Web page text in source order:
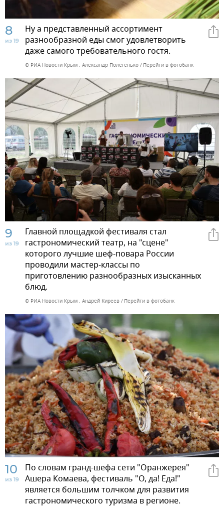
8
из 19
Ну а представленный ассортимент
разнообразной еды смог удовлетворить
даже самого требовательного гостя.
© РИА Новости Крым . Александр Полегенько Перейти в фотобанк
9
из 19
Главной площадкой фестиваля стал
гастрономический театр, на "сцене"
которого лучшие шеф-повара России
проводили мастер-классы по
приготовлению разнообразных изысканных
блюд.
© РИА Новости Крым . Андрей Киреев Перейти в фотобанк
10
из 19
По словам гранд-шефа сети "Оранжерея"
Ашера Комаева, фестиваль "О, да! Еда!"
является большим толчком для развития
гастрономического туризма в регионе.